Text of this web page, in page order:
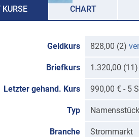
CHART
Geldkurs 828,00 (2)
Briefkurs 1.320,00 (11)
Letzter gehand. Kurs 990,00 € - 5
Typ
Branche Strommarkt